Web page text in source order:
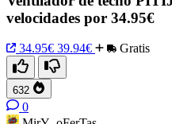
velocidades por 34.95€
34.95€ 39.94€ Gratis
632
0